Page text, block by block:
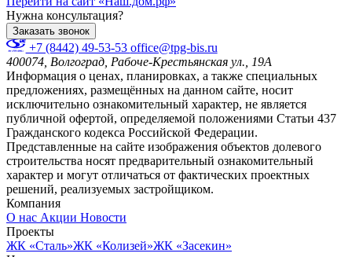
Нужна консультация?
Заказать звонок
+7 (8442) 49-53-53 office@tpg-bis.ru
400074, Волгоград, Рабоче-Крестьянская ул., 19А
Информация о ценах, планировках, а также специальных
предложениях, размещённых на данном сайте, носит
исключительно ознакомительный характер, не является
публичной офертой, определяемой положениями Статьи 437
Гражданского кодекса Российской Федерации.
Представленные на сайте изображения объектов долевого
строительства носят предварительный ознакомительный
характер и могут отличаться от фактических проектных
решений, реализуемых застройщиком.
Компания
О нас Акции Новости
Проекты
ЖК «Сталь»ЖК «Колизей»ЖК «Засекин»